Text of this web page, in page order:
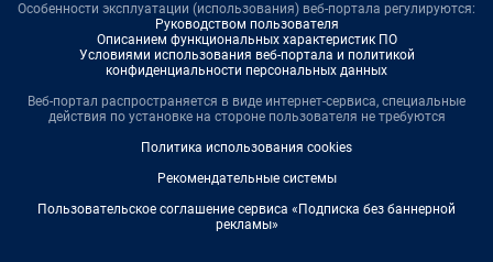
Особенности эксплуатации (использования) веб-портала регулируются:
Руководством пользователя
Описанием функциональных характеристик ПО
Условиями использования веб-портала и политикой
конфиденциальности персональных данных
Веб-портал распространяется в виде интернет-сервиса, специальные
действия по установке на стороне пользователя не требуются
Политика использования cookies
Рекомендательные системы
Пользовательское соглашение сервиса «Подписка без баннерной
рекламы»